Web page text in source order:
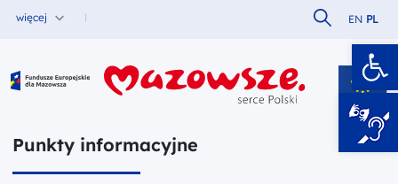
więcej Szukaj w
EN PL
Fundusze Europejskie dla Mazowsza
Punkty informacyjne